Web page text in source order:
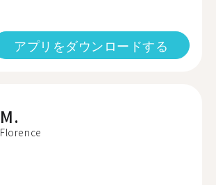
アプリをダウンロードする
M.
Florence